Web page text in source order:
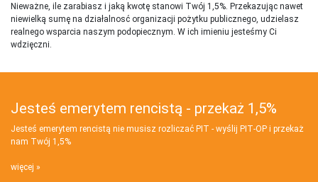
Nieważne, ile zarabiasz i jaką kwotę stanowi Twój 1,5%. Przekazując nawet
niewielką sumę na działalnosć organizacji pożytku publicznego, udzielasz
realnego wsparcia naszym podopiecznym. W ich imieniu jesteśmy Ci
wdzięczni.
Jesteś emerytem rencistą - przekaż 1,5%
Jesteś emerytem rencistą nie musisz rozliczać PIT - wyślij PIT‑OP i przekaż
nam Twój 1,5%
więcej